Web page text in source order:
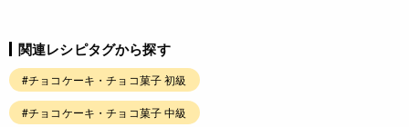
関連レシピタグから探す
#チョコケーキ・チョコ菓子 初級
#チョコケーキ・チョコ菓子 中級